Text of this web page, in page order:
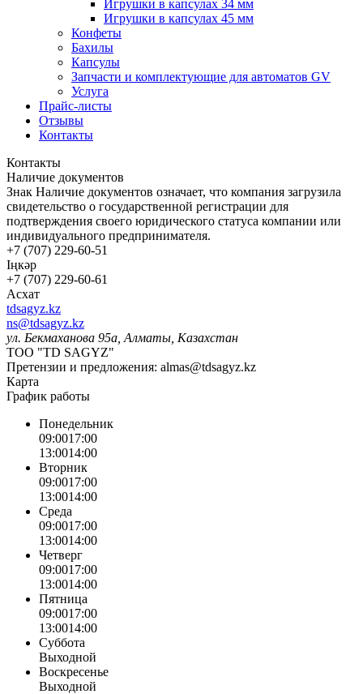
Игрушки в капсулах 34 мм
Игрушки в капсулах 45 мм
Конфеты
Бахилы
Капсулы
Запчасти и комплектующие для автоматов GV
Услуга
Прайс-листы
Отзывы
Контакты
Контакты
Наличие документов
Знак Наличие документов означает, что компания загрузила
свидетельство о государственной регистрации для
подтверждения своего юридического статуса компании или
индивидуального предпринимателя.
+7 (707) 229-60-51
Іңкәр
+7 (707) 229-60-61
Асхат
tdsagyz.kz
ns@tdsagyz.kz
ул. Бекмаханова 95а, Алматы, Казахстан
ТОО "TD SAGYZ"
Претензии и предложения: almas@tdsagyz.kz
Карта
График работы
Понедельник
09:0017:00
13:0014:00
Вторник
09:0017:00
13:0014:00
Среда
09:0017:00
13:0014:00
Четверг
09:0017:00
13:0014:00
Пятница
09:0017:00
13:0014:00
Суббота
Выходной
Воскресенье
Выходной